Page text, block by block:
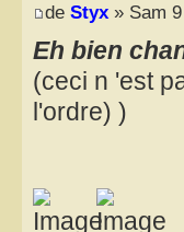
de Styx » Sam
Eh bien
(ceci n 'est
l'ordre) )